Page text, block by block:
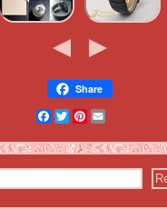
Share
Facebook
Twitter
Pinterest
Email